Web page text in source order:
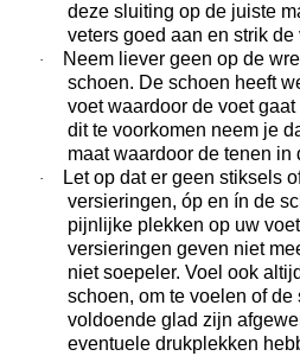
deze sluiting op de juiste
veters goed aan en strik de
·
Neem liever geen op de
schoen. De schoen heeft
voet waardoor de voet
dit te voorkomen neem je
maat waardoor de tenen in
·
Let op dat er geen stiksels
versieringen, óp en ín de
pijnlijke plekken op uw
versieringen geven niet
niet soepeler. Voel ook
schoen, om te voelen of de
voldoende glad zijn
eventuele drukplekken